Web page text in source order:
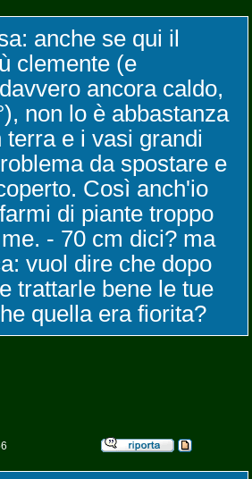
anche se qui il
clemente (e
ancora caldo,
non lo è abbastanza
terra e i vasi grandi
da spostare e
Così anch'io
di piante troppo
- 70 cm dici? ma
vuol dire che dopo
trattarle bene le tue
quella era fiorita?